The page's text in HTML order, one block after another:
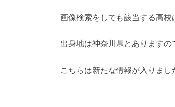
画像検索をしても該当する高校
出身地は神奈川県とありますの
こちらは新たな情報が入りまし